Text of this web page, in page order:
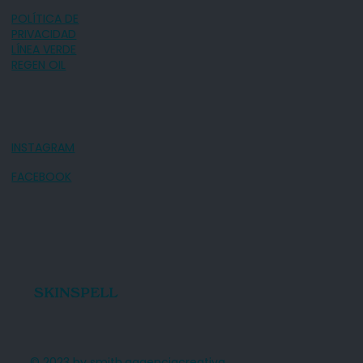
POLÍTICA DE
PRIVACIDAD
LÍNEA VERDE
REGEN OIL
INSTAGRAM
FACEBOOK
SKINSPELL